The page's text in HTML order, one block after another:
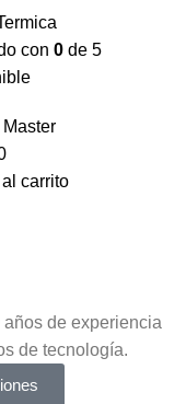
con 0 de 5
carrito
de experiencia
de tecnología.